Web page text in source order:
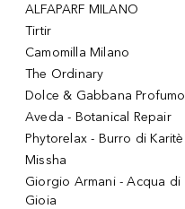
ALFAPARF MILANO
Tirtir
Camomilla Milano
The Ordinary
Dolce & Gabbana Profumo
Aveda - Botanical Repair
Phytorelax - Burro di Karitè
Missha
Giorgio Armani - Acqua di
Gioia